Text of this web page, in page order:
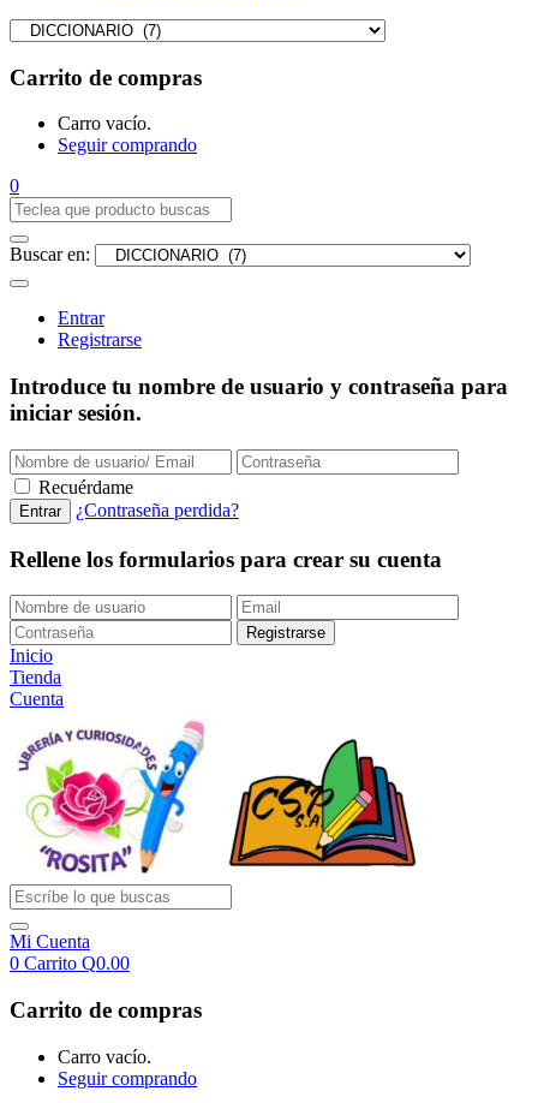
Carrito de compras
Carro vacío.
Seguir comprando
0
Buscar en:
Entrar
Registrarse
Introduce tu nombre de usuario y contraseña para
iniciar sesión.
Recuérdame
¿Contraseña perdida?
Rellene los formularios para crear su cuenta
Inicio
Tienda
Cuenta
Mi Cuenta
0 Carrito Q0.00
Carrito de compras
Carro vacío.
Seguir comprando